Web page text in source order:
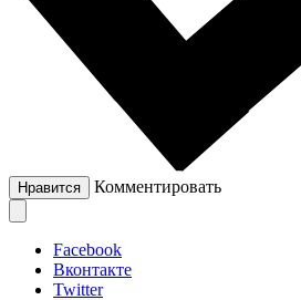
Нравится Комментировать
Facebook
Вконтакте
Twitter